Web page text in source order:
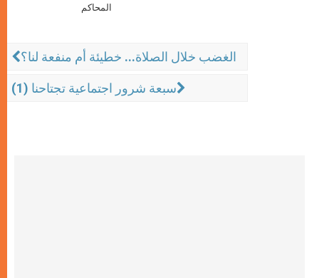
المحاكم
الغضب خلال الصلاة... خطيئة أم منفعة لنا؟
سبعة شرور اجتماعية تجتاحنا (1)